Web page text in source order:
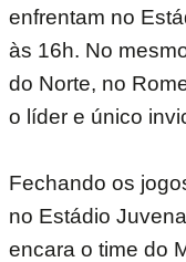
enfrentam no
às 16h. No
do Norte, no
o líder e único
Fechando os
no Estádio
encara o time do